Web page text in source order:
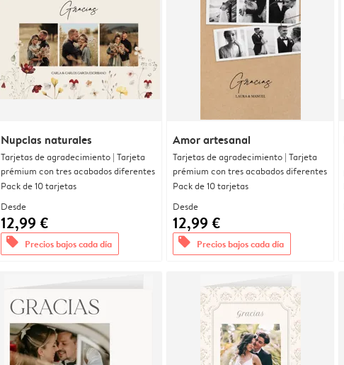
Nupcias naturales
Tarjetas de agradecimiento | Tarjeta
prémium con tres acabados diferentes
Pack de 10 tarjetas
Desde
12,99 €
offers Precios bajos cada día
Amor artesanal
Tarjetas de agradecimiento | Tarjeta
prémium con tres acabados diferentes
Pack de 10 tarjetas
Desde
12,99 €
offers Precios bajos cada día